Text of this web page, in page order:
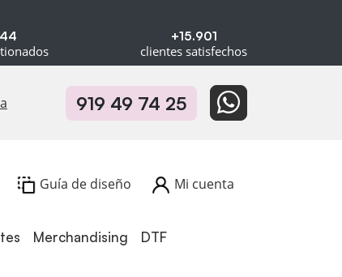
+15.901
clientes satisfechos
919 49 74 25
Guía de diseño Mi cuenta
Merchandising DTF